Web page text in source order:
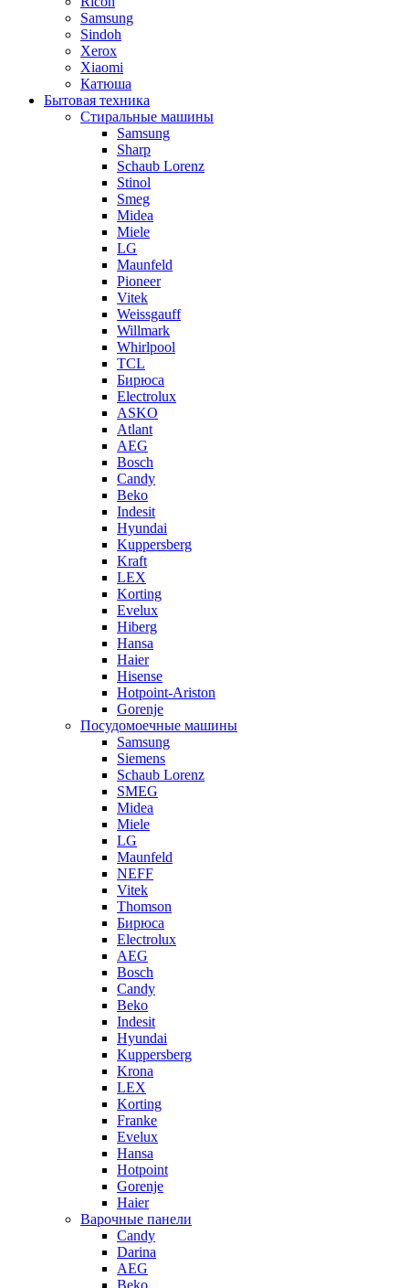
Samsung
Sindoh
Xerox
Xiaomi
Катюша
Бытовая техника
Стиральные машины
Samsung
Sharp
Schaub Lorenz
Stinol
Smeg
Midea
Miele
LG
Maunfeld
Pioneer
Vitek
Weissgauff
Willmark
Whirlpool
TCL
Бирюса
Electrolux
ASKO
Atlant
AEG
Bosch
Candy
Beko
Indesit
Hyundai
Kuppersberg
Kraft
LEX
Korting
Evelux
Hiberg
Hansa
Haier
Hisense
Hotpoint-Ariston
Gorenje
Посудомоечные машины
Samsung
Siemens
Schaub Lorenz
SMEG
Midea
Miele
LG
Maunfeld
NEFF
Vitek
Thomson
Бирюса
Electrolux
AEG
Bosch
Candy
Beko
Indesit
Hyundai
Kuppersberg
Krona
LEX
Korting
Franke
Evelux
Hansa
Hotpoint
Gorenje
Haier
Варочные панели
Candy
Darina
AEG